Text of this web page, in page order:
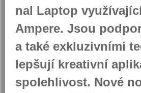
nal Laptop
Am­pe­re. Jsou
a také ex­klu­ziv­ní­mi
lep­šu­jí kre­a­tiv­ní
spo­leh­li­vost. Nové